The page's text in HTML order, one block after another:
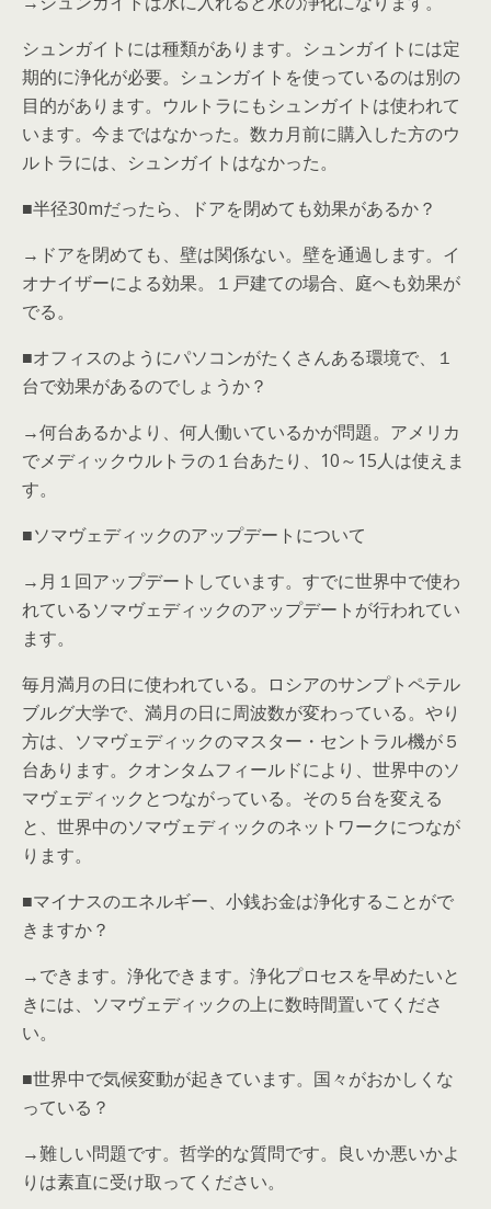
シュンガイトには種類があります。シュンガイトには定
期的に浄化が必要。シュンガイトを使っているのは別の
目的があります。ウルトラにもシュンガイトは使われて
います。今まではなかった。数カ月前に購入した方のウ
ルトラには、シュンガイトはなかった。
■半径30mだったら、ドアを閉めても効果があるか？
→ドアを閉めても、壁は関係ない。壁を通過します。イ
オナイザーによる効果。１戸建ての場合、庭へも効果が
でる。
■オフィスのようにパソコンがたくさんある環境で、１
台で効果があるのでしょうか？
→何台あるかより、何人働いているかが問題。アメリカ
でメディックウルトラの１台あたり、10～15人は使えま
す。
■ソマヴェディックのアップデートについて
→月１回アップデートしています。すでに世界中で使わ
れているソマヴェディックのアップデートが行われてい
ます。
毎月満月の日に使われている。ロシアのサンプトペテル
ブルグ大学で、満月の日に周波数が変わっている。やり
方は、ソマヴェディックのマスター・セントラル機が５
台あります。クオンタムフィールドにより、世界中のソ
マヴェディックとつながっている。その５台を変える
と、世界中のソマヴェディックのネットワークにつなが
ります。
■マイナスのエネルギー、小銭お金は浄化することがで
きますか？
→できます。浄化できます。浄化プロセスを早めたいと
きには、ソマヴェディックの上に数時間置いてくださ
い。
■世界中で気候変動が起きています。国々がおかしくな
っている？
→難しい問題です。哲学的な質問です。良いか悪いかよ
りは素直に受け取ってください。